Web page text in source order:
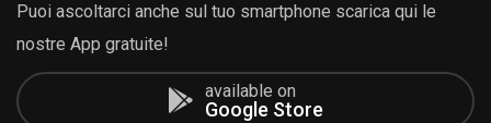
Puoi ascoltarci anche sul tuo smartphone scarica qui le
nostre App gratuite!
available on
Google Store